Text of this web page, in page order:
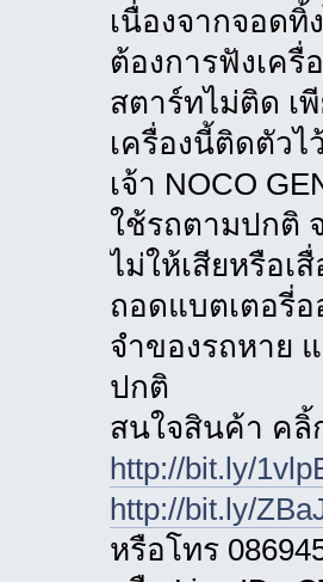
เนื่องจากจอดทิ้
ต้องการฟังเครื่
สตาร์ทไม่ติด เ
เครื่องนี้ติดตัว
เจ้า NOCO
ใช้รถตามปกติ
ไม่ให้เสียหรือเ
ถอดแบตเตอรี่
จำของรถหาย
ปกติ
สนใจสินค้า คลิ้
http://bit.ly/
http://bit.ly/
หรือโทร